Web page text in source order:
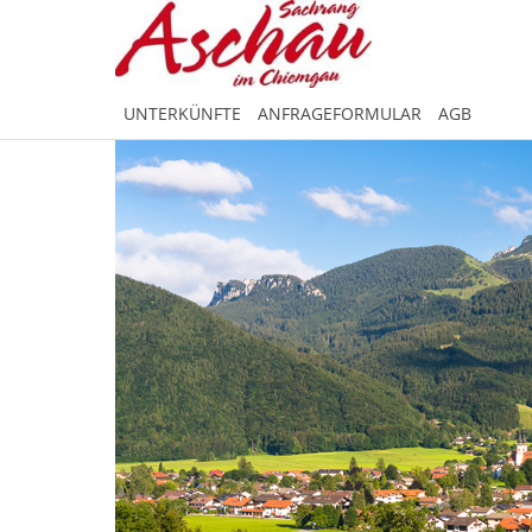
UNTERKÜNFTE ANFRAGEFORMULAR AGB